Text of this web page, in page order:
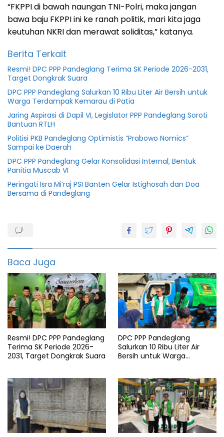
“FKPPI di bawah naungan TNI-Polri, maka jangan
bawa baju FKPPI ini ke ranah politik, mari kita jaga
keutuhan NKRI dan merawat soliditas,” katanya.
Berita Terkait
Resmi! DPC PPP Pandeglang Terima SK Periode 2026-2031,
Target Dongkrak Suara
DPC PPP Pandeglang Salurkan 10 Ribu Liter Air Bersih untuk
Warga Terdampak Kemarau di Patia
Jaring Aspirasi di Dapil VI, Legislator PPP Pandeglang Soroti
Bantuan RTLH
Politisi PKB Pandeglang Optimistis “Prabowo Nomics”
Sampai ke Daerah
DPC PPP Pandeglang Gelar Konsolidasi Internal, Bentuk
Panitia Muscab VI
Peringati Isra Mi’raj PSI Banten Gelar Istighosah dan Doa
Bersama di Pandeglang
Baca Juga
Resmi! DPC PPP Pandeglang
Terima SK Periode 2026-
2031, Target Dongkrak Suara
DPC PPP Pandeglang
Salurkan 10 Ribu Liter Air
Bersih untuk Warga